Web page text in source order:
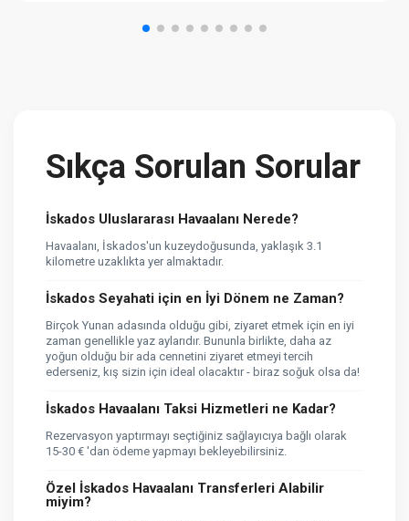
Sıkça Sorulan Sorular
İskados Uluslararası Havaalanı Nerede?
Havaalanı, İskados'un kuzeydoğusunda, yaklaşık 3.1
kilometre uzaklıkta yer almaktadır.
İskados Seyahati için en İyi Dönem ne Zaman?
Birçok Yunan adasında olduğu gibi, ziyaret etmek için en iyi
zaman genellikle yaz aylarıdır. Bununla birlikte, daha az
yoğun olduğu bir ada cennetini ziyaret etmeyi tercih
ederseniz, kış sizin için ideal olacaktır - biraz soğuk olsa da!
İskados Havaalanı Taksi Hizmetleri ne Kadar?
Rezervasyon yaptırmayı seçtiğiniz sağlayıcıya bağlı olarak
15-30 € 'dan ödeme yapmayı bekleyebilirsiniz.
Özel İskados Havaalanı Transferleri Alabilir
miyim?